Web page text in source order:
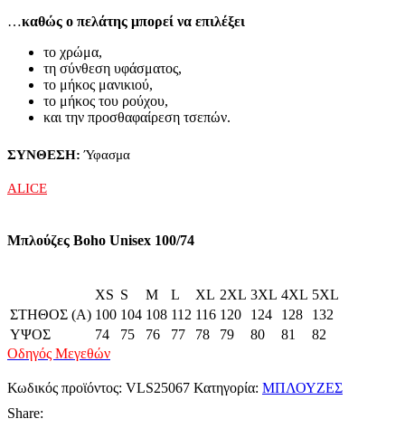
…καθώς ο πελάτης μπορεί να επιλέξει
το χρώμα,
τη σύνθεση υφάσματος,
το μήκος μανικιού,
το μήκος του ρούχου,
και την προσθαφαίρεση τσεπών.
ΣΥΝΘΕΣΗ: Ύφασμα
ALICE
Μπλούζες Boho Unisex 100/74
XS S M L XL 2XL 3XL 4XL 5XL
ΣΤΗΘΟΣ (Α) 100 104 108 112 116 120 124 128
132
ΥΨΟΣ
74 75 76 77 78 79 80 81
82
Οδηγός Μεγεθών
Κωδικός προϊόντος: VLS25067 Κατηγορία: ΜΠΛΟΥΖΕΣ
Share: